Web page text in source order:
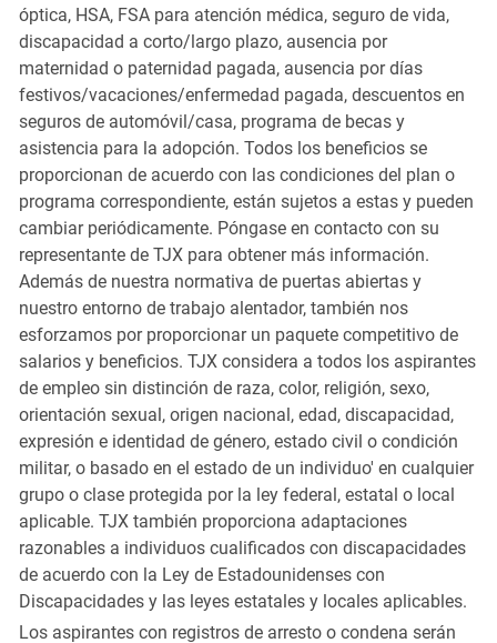
óptica, HSA, FSA para atención médica, seguro de vida,
discapacidad a corto/largo plazo, ausencia por
maternidad o paternidad pagada, ausencia por días
festivos/vacaciones/enfermedad pagada, descuentos en
seguros de automóvil/casa, programa de becas y
asistencia para la adopción. Todos los beneficios se
proporcionan de acuerdo con las condiciones del plan o
programa correspondiente, están sujetos a estas y pueden
cambiar periódicamente. Póngase en contacto con su
representante de TJX para obtener más información.
Además de nuestra normativa de puertas abiertas y
nuestro entorno de trabajo alentador, también nos
esforzamos por proporcionar un paquete competitivo de
salarios y beneficios. TJX considera a todos los aspirantes
de empleo sin distinción de raza, color, religión, sexo,
orientación sexual, origen nacional, edad, discapacidad,
expresión e identidad de género, estado civil o condición
militar, o basado en el estado de un individuo' en cualquier
grupo o clase protegida por la ley federal, estatal o local
aplicable. TJX también proporciona adaptaciones
razonables a individuos cualificados con discapacidades
de acuerdo con la Ley de Estadounidenses con
Discapacidades y las leyes estatales y locales aplicables.
Los aspirantes con registros de arresto o condena serán